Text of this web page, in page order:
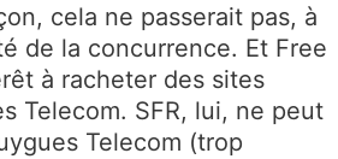
cela ne passerait pas, à
de la concurrence. Et Free
à racheter des sites
Telecom. SFR, lui, ne peut
Telecom (trop